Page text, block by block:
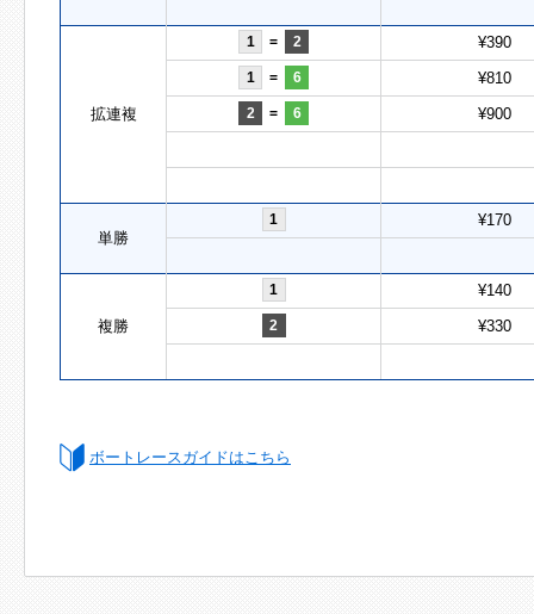
拡連複
1 = 2 ¥390
1 = 6 ¥810
2 = 6 ¥900
単勝
1 ¥170
複勝
1 ¥140
2 ¥330
ボートレースガイドはこちら